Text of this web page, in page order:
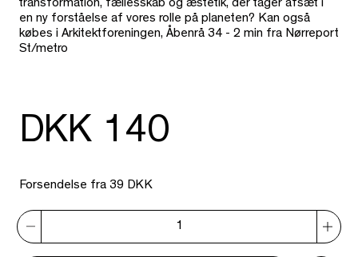
transformation, fællesskab og æstetik, der tager afsæt i
en ny forståelse af vores rolle på planeten? Kan også
købes i Arkitektforeningen, Åbenrå 34 - 2 min fra Nørreport
St/metro
DKK 140
Forsendelse fra 39 DKK